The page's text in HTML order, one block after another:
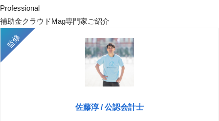
Professional
補助金クラウドMag専門家ご紹介
佐藤淳 / 公認会計士